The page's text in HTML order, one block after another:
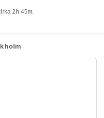
2h 45m.